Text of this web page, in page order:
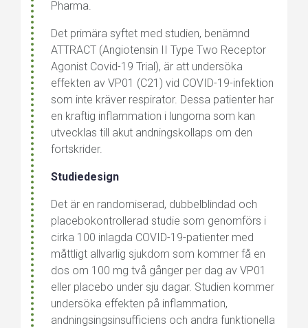
Pharma.
Det primära syftet med studien, benämnd
ATTRACT (Angiotensin II Type Two Receptor
Agonist Covid-19 Trial), är att undersöka
effekten av VP01 (C21) vid COVID-19-infektion
som inte kräver respirator. Dessa patienter har
en kraftig inflammation i lungorna som kan
utvecklas till akut andningskollaps om den
fortskrider.
Studiedesign
Det är en randomiserad, dubbelblindad och
placebokontrollerad studie som genomförs i
cirka 100 inlagda COVID-19-patienter med
måttligt allvarlig sjukdom som kommer få en
dos om 100 mg två gånger per dag av VP01
eller placebo under sju dagar. Studien kommer
undersöka effekten på inflammation,
andningsingsinsufficiens och andra funktionella